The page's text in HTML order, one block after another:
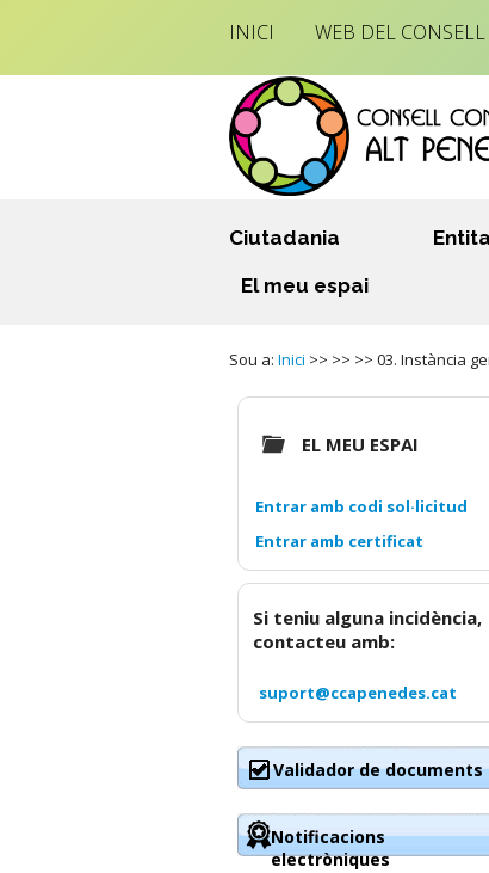
INICI WEB DEL CONSELL
Ciutadania
El meu espai
Sou a: Inici >> >> >> 03. Instància
EL MEU ESPAI
Entrar amb codi sol·licitud
Si teniu alguna incidència,
contacteu amb:
suport@ccapenedes.cat
Validador de documents
Notificacions
electròniques